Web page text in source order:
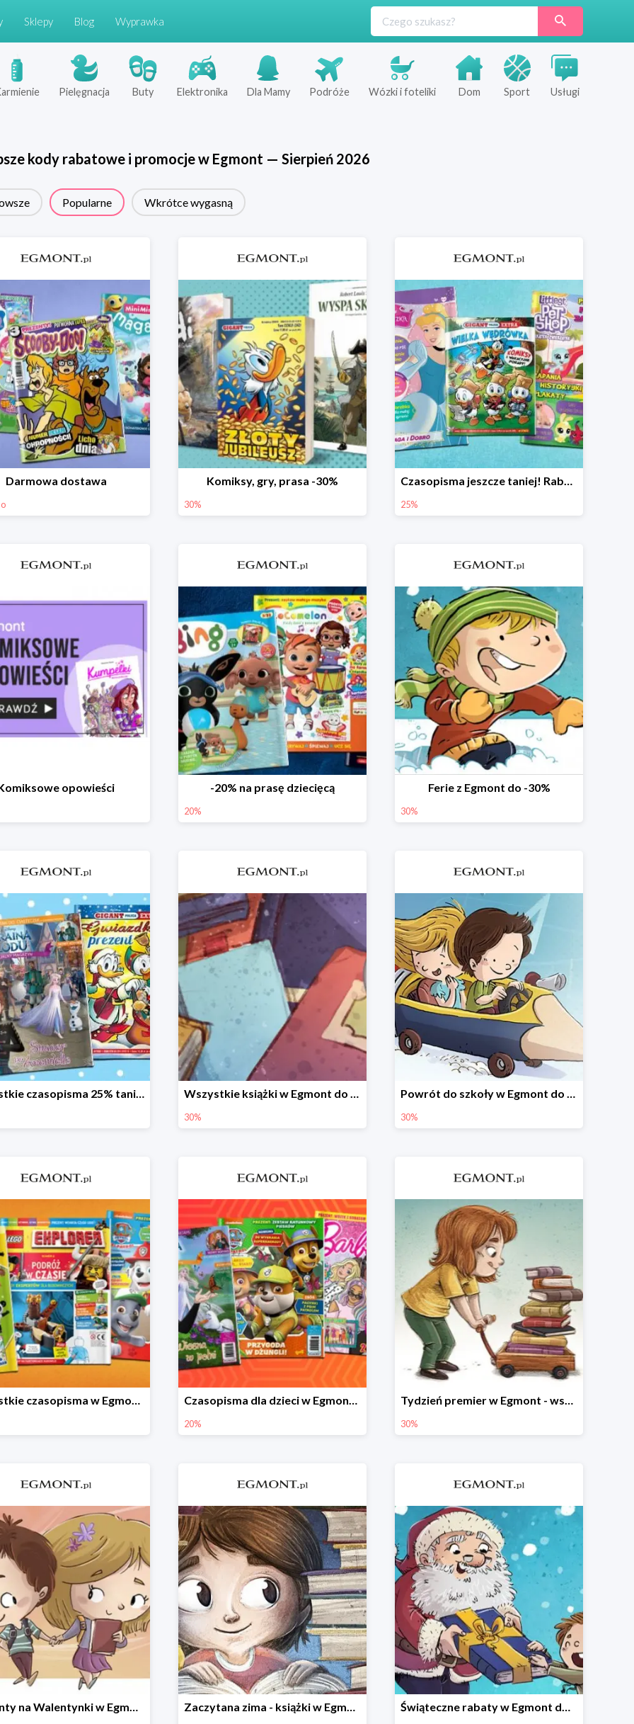
Sklepy Blog Wyprawka
Pielęgnacja Buty Elektronika Dla Mamy Podróże Wózki i foteliki Dom Sport Usługi
kody rabatowe i promocje w Egmont — Sierpień 2026
Popularne Wkrótce wygasną
Darmowa dostawa Komiksy, gry, prasa -30%
30%
Czasopisma jeszcze taniej! Rabat do -25%
25%
opowieści -20% na prasę dziecięcą
20%
Ferie z Egmont do -30%
30%
Wszystkie czasopisma 25% taniej Wszystkie książki w Egmont do -30%
30%
Powrót do szkoły w Egmont do -30%
30%
Wszystkie czasopisma w Egmont -20% Czasopisma dla dzieci w Egmont do -20%
20%
Tydzień premier w Egmont - wszystko -30%
30%
Prezenty na Walentynki w Egmont do -30% Zaczytana zima - książki w Egmont -30% Świąteczne rabaty w Egmont do -70%